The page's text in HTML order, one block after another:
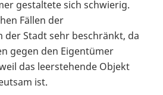
gestaltete sich schwierig.
Fällen der
der Stadt sehr beschränkt, da
gegen den Eigentümer
das leerstehende Objekt
ist.